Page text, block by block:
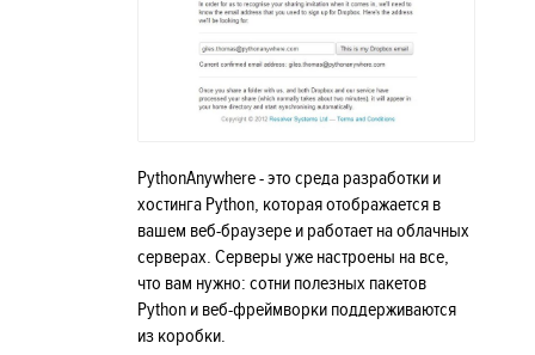
PythonAnywhere - это среда разработки и
хостинга Python, которая отображается в
вашем веб-браузере и работает на облачных
серверах. Серверы уже настроены на все,
что вам нужно: сотни полезных пакетов
Python и веб-фреймворки поддерживаются
из коробки.